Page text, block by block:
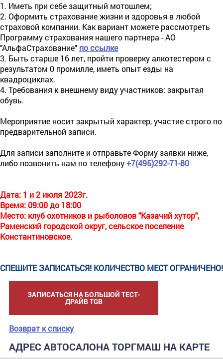
1. Иметь при себе защитный мотошлем;
2. Оформить страхование жизни и здоровья в любой
страховой компании. Как вариант можете рассмотреть
Программу страхования нашего партнера - АО
"АльфаСтрахование" по ссылке
3. Быть старше 16 лет, пройти проверку алкотестером с
результатом 0 промилле, иметь опыт езды на
квадроциклах.
4. Требования к внешнему виду участников: закрытая
обувь.
Мероприятие носит закрытый характер, участие строго по
предварительной записи.
Для записи заполните и отправьте Форму заявки ниже,
либо позвонить нам по телефону+7(495)292-71-80
Дата: 1 и 2 июля 2023г.
Время: 09:00 до 18:00
Место: клуб охотников и рыболовов "Казачий хутор",
Раменский городской округ, сельское поселение
Константиновское.
СПЕШИТЕ ЗАПИСАТЬСЯ! КОЛИЧЕСТВО МЕСТ ОГРАНИЧЕНО!
ЗАПИСАТЬСЯ НА БОЛЬШОЙ ТЕСТ-
ДРАЙВ TGB
Возврат к списку
АДРЕС АВТОСАЛОНА ТОРГМАШ НА КАРТЕ